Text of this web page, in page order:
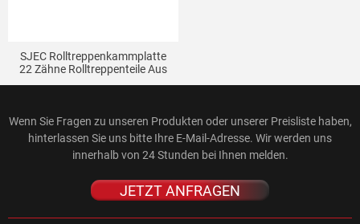
SJEC Rolltreppenkammplatte
22 Zähne Rolltreppenteile Aus
Wenn Sie Fragen zu unseren Produkten oder unserer Preisliste haben,
hinterlassen Sie uns bitte Ihre E-Mail-Adresse. Wir werden uns
innerhalb von 24 Stunden bei Ihnen melden.
JETZT ANFRAGEN